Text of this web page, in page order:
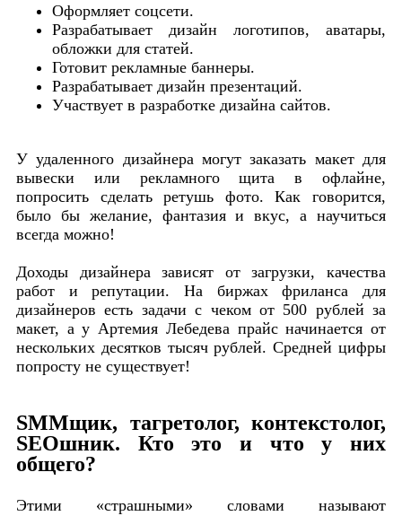
Оформляет соцсети.
Разрабатывает дизайн логотипов, аватары,
обложки для статей.
Готовит рекламные баннеры.
Разрабатывает дизайн презентаций.
Участвует в разработке дизайна сайтов.
У удаленного дизайнера могут заказать макет для
вывески или рекламного щита в офлайне,
попросить сделать ретушь фото. Как говорится,
было бы желание, фантазия и вкус, а научиться
всегда можно!
Доходы дизайнера зависят от загрузки, качества
работ и репутации. На биржах фриланса для
дизайнеров есть задачи с чеком от 500 рублей за
макет, а у Артемия Лебедева прайс начинается от
нескольких десятков тысяч рублей. Средней цифры
попросту не существует!
SMMщик, тагретолог, контекстолог,
SEOшник. Кто это и что у них
общего?
Этими «страшными» словами называют